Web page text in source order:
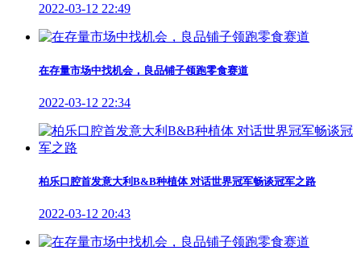
2022-03-12 22:49
在存量市场中找机会，良品铺子领跑零食赛道
2022-03-12 22:34
柏乐口腔首发意大利B&B种植体 对话世界冠军畅谈冠军之路
2022-03-12 20:43